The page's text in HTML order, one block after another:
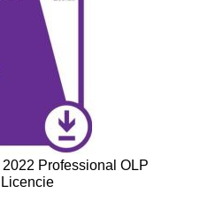
Professional OLP